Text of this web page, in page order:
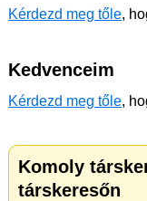
Kérdezd meg tőle,
Kedvenceim
Kérdezd meg tőle,
Komoly
társkeresőn